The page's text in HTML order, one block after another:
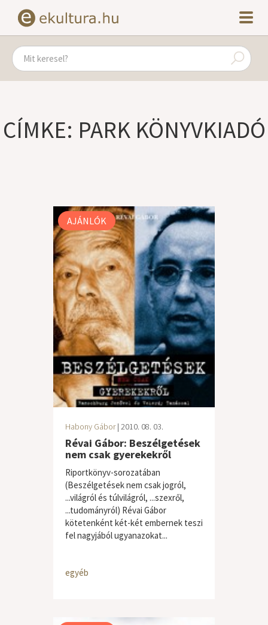
CÍMKE: PARK KÖNYVKIADÓ
AJÁNLÓK
Habony Gábor| 2010. 08. 03.
Révai Gábor: Beszélgetések
nem csak gyerekekről
Riportkönyv-sorozatában
(Beszélgetések nem csak jogról,
...világról és túlvilágról, ...szexről,
...tudományról) Révai Gábor
kötetenként két-két embernek teszi
fel nagyjából ugyanazokat...
egyéb